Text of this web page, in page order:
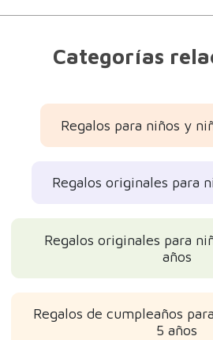
Categorías
Regalos para niños y
Regalos originales para
Regalos originales para
años
Regalos de cumpleaños
5 años